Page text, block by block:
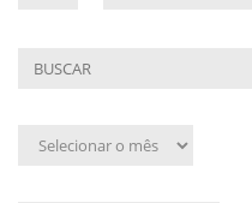
Arquivo